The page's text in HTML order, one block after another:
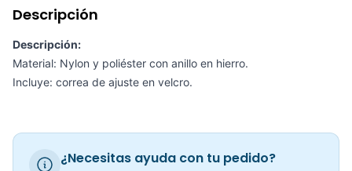
Descripción
Descripción:
Material: Nylon y poliéster con anillo en hierro.
Incluye: correa de ajuste en velcro.
¿Necesitas ayuda con tu pedido?